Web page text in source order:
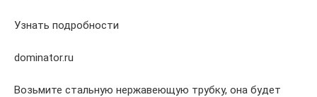
Узнать подробности
dominator.ru
Возьмите стальную нержавеющую трубку, она будет